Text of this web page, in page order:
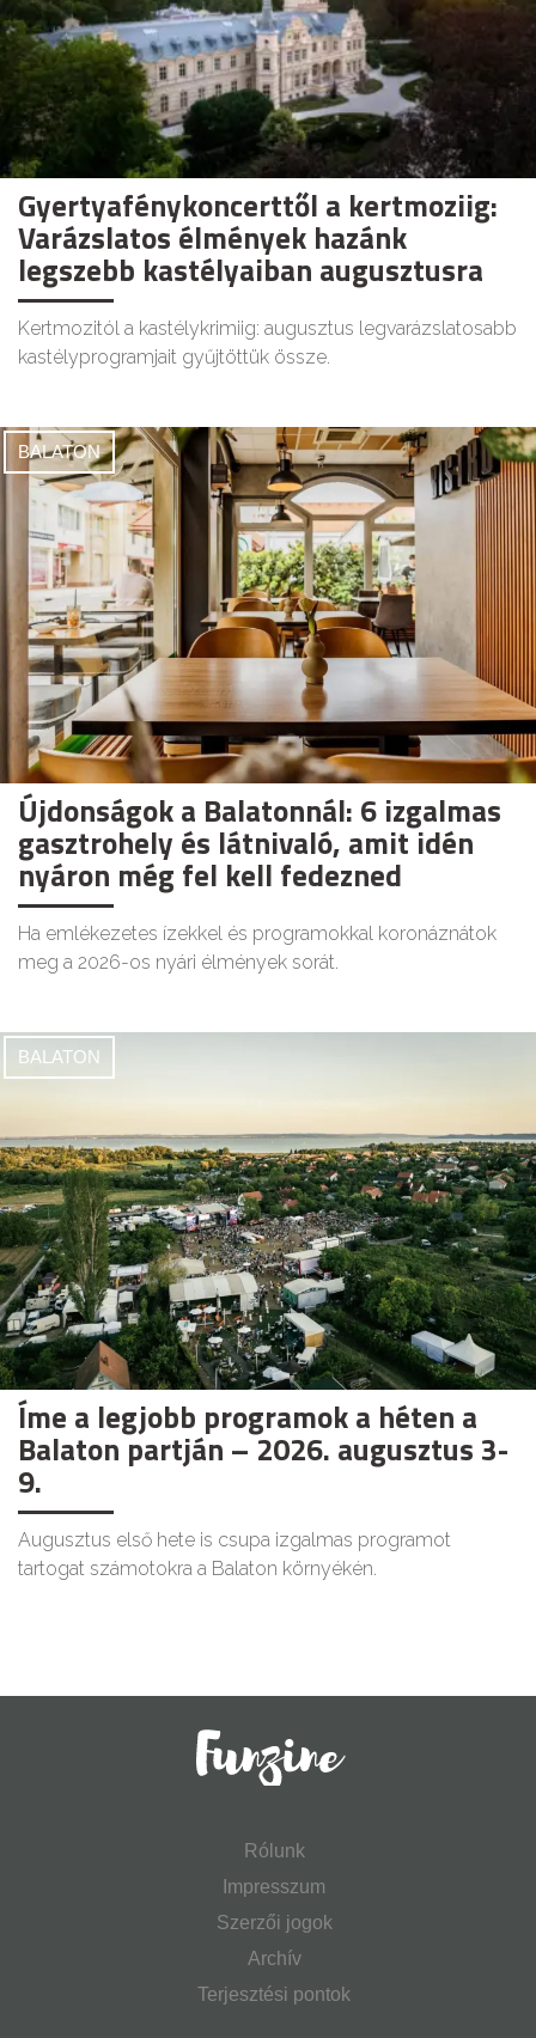
Gyertyafénykoncerttől a kertmoziig:
Varázslatos élmények hazánk
legszebb kastélyaiban augusztusra
Kertmozitól a kastélykrimiig: augusztus legvarázslatosabb
kastélyprogramjait gyűjtöttük össze.
BALATON
Újdonságok a Balatonnál: 6 izgalmas
gasztrohely és látnivaló, amit idén
nyáron még fel kell fedezned
Ha emlékezetes ízekkel és programokkal koronáznátok
meg a 2026-os nyári élmények sorát.
BALATON
Íme a legjobb programok a héten a
Balaton partján – 2026. augusztus 3-
9.
Augusztus első hete is csupa izgalmas programot
tartogat számotokra a Balaton környékén.
Rólunk
Impresszum
Szerzői jogok
Archív
Terjesztési pontok